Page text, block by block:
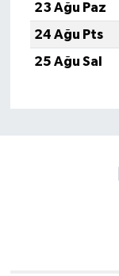
23 Ağu Paz
24 Ağu Pts
25 Ağu Sal